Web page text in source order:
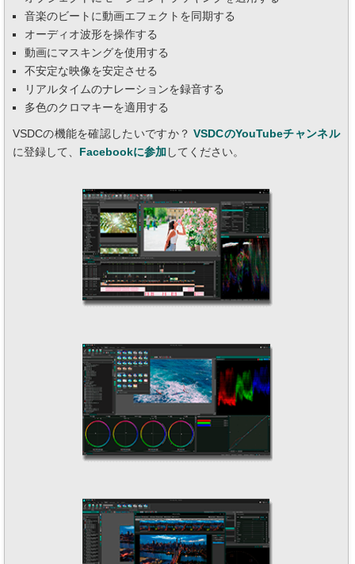
音楽のビートに動画エフェクトを同期する
オーディオ波形を操作する
動画にマスキングを使用する
不安定な映像を安定させる
リアルタイムのナレーションを録音する
多色のクロマキーを適用する
VSDCの機能を確認したいですか？VSDCのYouTubeチャンネル
に登録して、 Facebookに参加 してください。